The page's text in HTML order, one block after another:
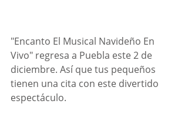
"Encanto El Musical Navideño En
Vivo" regresa a Puebla este 2 de
diciembre. Así que tus pequeños
tienen una cita con este divertido
espectáculo.